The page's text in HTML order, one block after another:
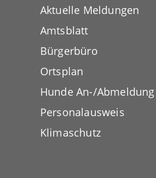
Aktuelle Meldungen
Amtsblatt
Bürgerbüro
Ortsplan
Hunde An-/Abmeldung
Personalausweis
Klimaschutz